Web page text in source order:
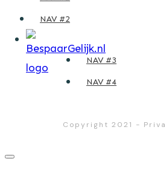
NAV #2
NAV #3
NAV #4
Copyright 2021 -
Close